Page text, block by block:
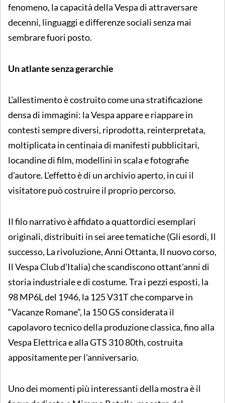
fenomeno, la capacità della Vespa di attraversare
decenni, linguaggi e differenze sociali senza mai
sembrare fuori posto.
Un atlante senza gerarchie
L'allestimento è costruito come una stratificazione
densa di immagini: la Vespa appare e riappare in
contesti sempre diversi, riprodotta, reinterpretata,
moltiplicata in centinaia di manifesti pubblicitari,
locandine di film, modellini in scala e fotografie
d'autore. L'effetto è di un archivio aperto, in cui il
visitatore può costruire il proprio percorso.
Il filo narrativo è affidato a quattordici esemplari
originali, distribuiti in sei aree tematiche (Gli esordi, Il
successo, La rivoluzione, Anni Ottanta, Il nuovo corso,
Il Vespa Club d'Italia) che scandiscono ottant'anni di
storia industriale e di costume. Tra i pezzi esposti, la
98 MP6L del 1946, la 125 V31T che comparve in
“Vacanze Romane”, la 150 GS considerata il
capolavoro tecnico della produzione classica, fino alla
Vespa Elettrica e alla GTS 310 80th, costruita
appositamente per l'anniversario.
Uno dei momenti più interessanti della mostra è il